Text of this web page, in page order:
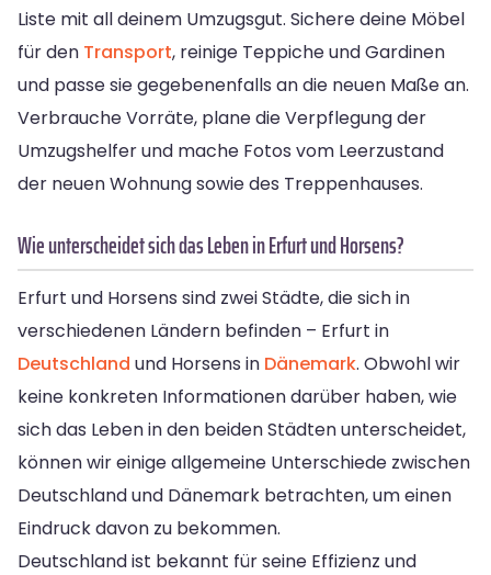
Liste mit all deinem Umzugsgut. Sichere deine Möbel
für den Transport, reinige Teppiche und Gardinen
und passe sie gegebenenfalls an die neuen Maße an.
Verbrauche Vorräte, plane die Verpflegung der
Umzugshelfer und mache Fotos vom Leerzustand
der neuen Wohnung sowie des Treppenhauses.
Wie unterscheidet sich das Leben in Erfurt und Horsens?
Erfurt und Horsens sind zwei Städte, die sich in
verschiedenen Ländern befinden – Erfurt in
Deutschland und Horsens in Dänemark. Obwohl wir
keine konkreten Informationen darüber haben, wie
sich das Leben in den beiden Städten unterscheidet,
können wir einige allgemeine Unterschiede zwischen
Deutschland und Dänemark betrachten, um einen
Eindruck davon zu bekommen.
Deutschland ist bekannt für seine Effizienz und